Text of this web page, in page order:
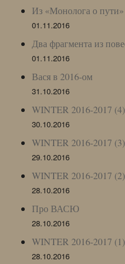
Из «Монолога о пути»
01.11.2016
Два фрагмента из
01.11.2016
Вася в 2016-ом
31.10.2016
WINTER 2016-2017 (4)
30.10.2016
WINTER 2016-2017 (3)
29.10.2016
WINTER 2016-2017 (2)
28.10.2016
Про ВАСЮ
28.10.2016
WINTER 2016-2017 (1)
28.10.2016